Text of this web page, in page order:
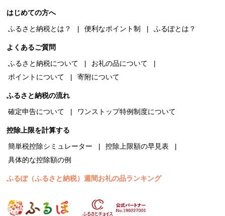
はじめての方へ
ふるさと納税とは？
便利なポイント制 ふるぽとは？
よくあるご質問
ふるさと納税について
お礼の品について
ポイントについて
寄附について
ふるさと納税の流れ
確定申告について
ワンストップ特例制度について
控除上限を計算する
簡単税控除シミュレーター
控除上限額の早見表
具体的な控除額の例
ふるぽ（ふるさと納税）週間お礼の品ランキング